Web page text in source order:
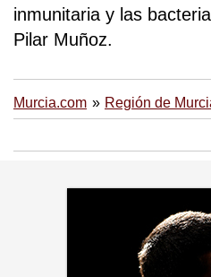
inmunitaria y las
Pilar Muñoz.
Murcia.com Región de